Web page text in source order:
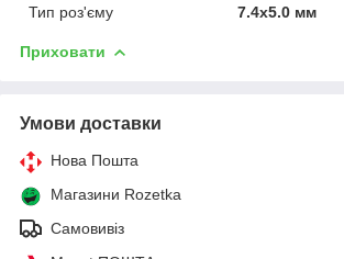
Тип роз'єму
7.4x5.0 мм
Приховати
Умови доставки
Нова Пошта
Магазини Rozetka
Самовивіз